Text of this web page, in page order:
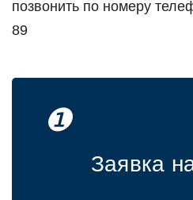
позвонить по номеру
89
❶
Заявка